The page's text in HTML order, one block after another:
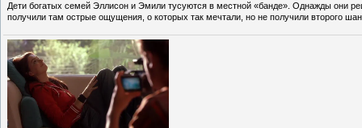
Дети богатых семей Эллисон и Эмили тусуются в местной «банде». Однажды они
получили там острые ощущения, о которых так мечтали, но не получили второго